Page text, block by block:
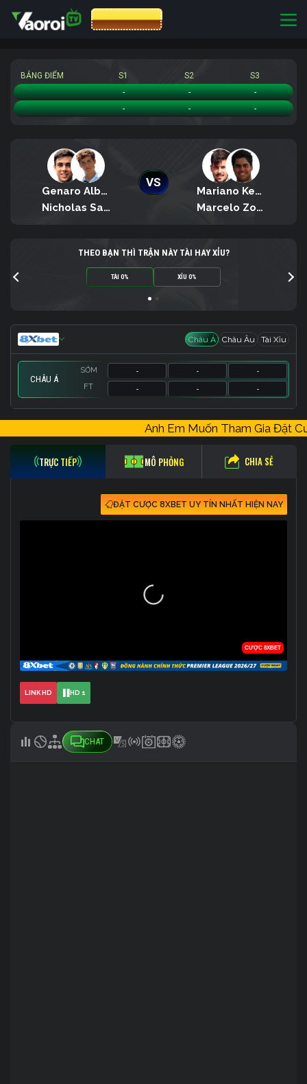
CƯỢC 8XBET
BẢNG ĐIỂM S1 S2
S3
Genaro Alberto Olivieri/Nicholas Sanchez Izquierdo
- -
-
Mariano Kestelboim/Marcelo Zormann Da Silva
- - -
Genaro Alberto Olivieri
Nicholas Sanchez Izquierdo
VS
Mariano Kestelboim
Marcelo Zormann Da Silva
THEO BẠN THÌ TRẬN NÀY TÀI HAY XỈU?
TÀI 0% XỈU 0%
Châu Á Châu Âu Tài Xỉu
CHÂU Á
SỚM
FT
- -
-
-
- -
SỚM
3.5 -
1.28
- 1.28
SỚM
- -
-
- -
Anh Em Muốn Tham Gia
TRỰC TIẾP MÔ PHỎNG CHIA SẺ
ĐẶT CƯỢC 8XBET UY TÍN NHẤT HIỆN NAY
LINK HD HD 1
CHAT